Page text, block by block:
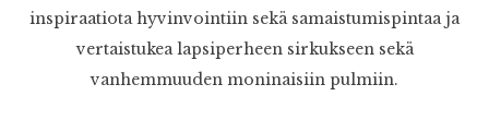
inspiraatiota hyvinvointiin sekä samaistumispintaa ja
vertaistukea lapsiperheen sirkukseen sekä
vanhemmuuden moninaisiin pulmiin.